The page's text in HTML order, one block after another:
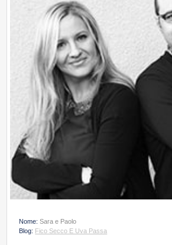
Nome:Sara e Paolo
Blog: Fico Secco E Uva Passa